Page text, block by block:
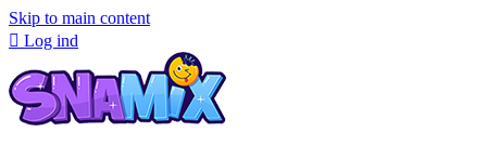
Skip to main content
 Log ind